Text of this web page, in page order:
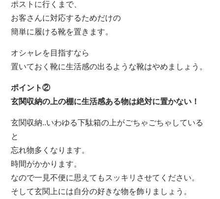
ポストに行くまで、
お客さんに対応するためだけの
簡単に履ける靴を置きます。
オシャレを目指すなら
置いておく靴に生活感の出るような靴はやめましょう。
ポイント②
玄関収納の上の棚に生活感ある物は絶対に置かない！
玄関収納..いわゆる下駄箱の上がごちゃごちゃしている
と
忘れ物多くなります。
時間がかかります。
なので一見不便に思えてもスッキリさせてください。
そして玄関上には自分の好きな物を飾りましょう。